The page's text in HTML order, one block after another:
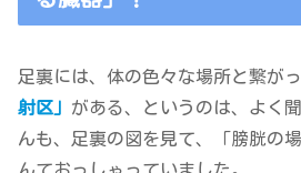
足裏には、体の色々な場所と繋が
射区」 がある、というのは、よく
んも、足裏の図を見て、「膀胱の